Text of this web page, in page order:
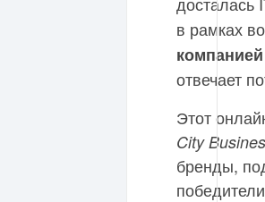
в рамках
отвечает
Этот
City
бренды,